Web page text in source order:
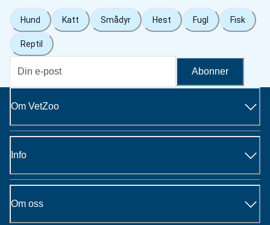
Hund Katt Smådyr Hest Fugl Fisk
Reptil
Abonner
Om VetZoo
Info
Om oss